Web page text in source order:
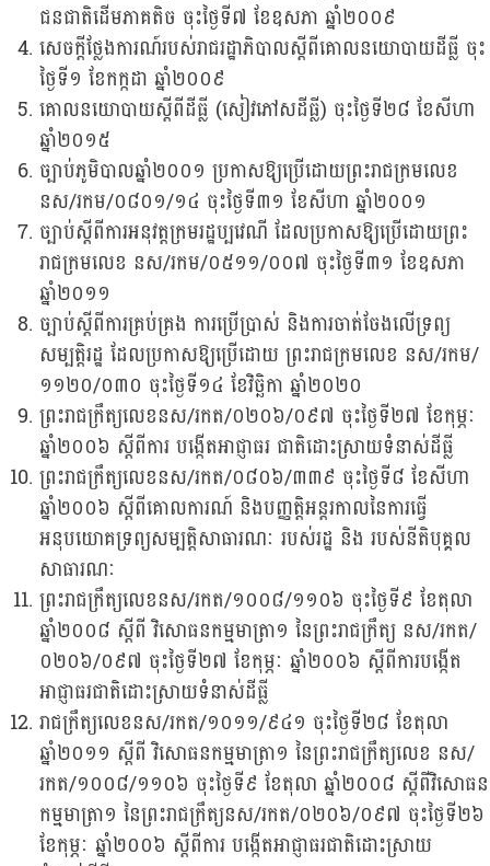
ជនជាតិដើមភាគតិច ចុះថ្ងៃទី៧ ខែឧសភា ឆ្នាំ២០០៩
សេចក្តីថ្លែងការណ៍របស់រាជរដ្ឋាភិបាលស្តីពីគោលនយោបាយដីធ្លី ចុះ
ថ្ងៃទី១ ខែកក្កដា ឆ្នាំ២០០៩
គោលនយោបាយស្តីពីដីធ្លី (សៀវភៅសដីធ្លី) ចុះថ្ងៃទី២៨ ខែសីហា
ឆ្នាំ២០១៥
ច្បាប់ភូមិបាលឆ្នាំ២០០១ ប្រកាសឱ្យប្រើដោយព្រះរាជក្រមលេខ
នស/រកម/០៨០១/១៤ ចុះថ្ងៃទី៣១ ខែសីហា ឆ្នាំ២០០១
ច្បាប់ស្តីពីការអនុវត្តក្រមរដ្ឋប្បវេណី ដែលប្រកាសឱ្យប្រើដោយព្រះ
រាជក្រមលេខ នស/រកម/០៥១១/០០៧ ចុះថ្ងៃទី៣១ ខែឧសភា
ឆ្នាំ២០១១
ច្បាប់ស្តីពីការគ្រប់គ្រង ការប្រើប្រាស់ និងការចាត់ចែងលើទ្រព្យ
សម្បត្តិរដ្ឋ ដែលប្រកាសឱ្យប្រើដោយ ព្រះរាជក្រមលេខ នស/រកម/
១១២០/០៣០ ចុះថ្ងៃទី១៤ ខែវិច្ឆិកា ឆ្នាំ២០២០
ព្រះរាជក្រឹត្យលេខនស/រកត/០២០៦/០៩៧ ចុះថ្ងៃទី២៧ ខែកុម្ភៈ
ឆ្នាំ២០០៦ ស្តីពីការ បង្កើតអាជ្ញាធរ ជាតិដោះស្រាយទំនាស់ដីធ្លី
ព្រះរាជក្រឹត្យលេខនស/រកត/០៨០៦/៣៣៩ ចុះថ្ងៃទី៨ ខែសីហា
ឆ្នាំ២០០៦ ស្តីពីគោលការណ៍ និងបញ្ញត្តិអន្តរកាលនៃការធ្វើ
អនុបយោគទ្រព្យសម្បត្តិសាធារណៈ របស់រដ្ឋ និង របស់នីតិបុគ្គល
សាធារណៈ
ព្រះរាជក្រឹត្យលេខនស/រកត/១០០៨/១១០៦ ចុះថ្ងៃទី៩ ខែតុលា
ឆ្នាំ២០០៨ ស្តីពី វិសោធនកម្មមាត្រា១ នៃព្រះរាជក្រឹត្យ នស/រកត/
០២០៦/០៩៧ ចុះថ្ងៃទី២៧ ខែកុម្ភៈ ឆ្នាំ២០០៦ ស្តីពីការបង្កើត
អាជ្ញាធរជាតិដោះស្រាយទំនាស់ដីធ្លី
រាជក្រឹត្យលេខនស/រកត/១០១១/៩៤១ ចុះថ្ងៃទី២៨ ខែតុលា
ឆ្នាំ២០១១ ស្តីពី វិសោធនកម្មមាត្រា១ នៃព្រះរាជក្រឹត្យលេខ នស/
រកត/១០០៨/១១០៦ ចុះថ្ងៃទី៩ ខែតុលា ឆ្នាំ២០០៨ ស្តីពីវិសោធន
កម្មមាត្រា១ នៃព្រះរាជក្រឹត្យនស/រកត/០២០៦/០៩៧ ចុះថ្ងៃទី២៦
ខែកុម្ភៈ ឆ្នាំ២០០៦ ស្តីពីការ បង្កើតអាជ្ញាធរជាតិដោះស្រាយ